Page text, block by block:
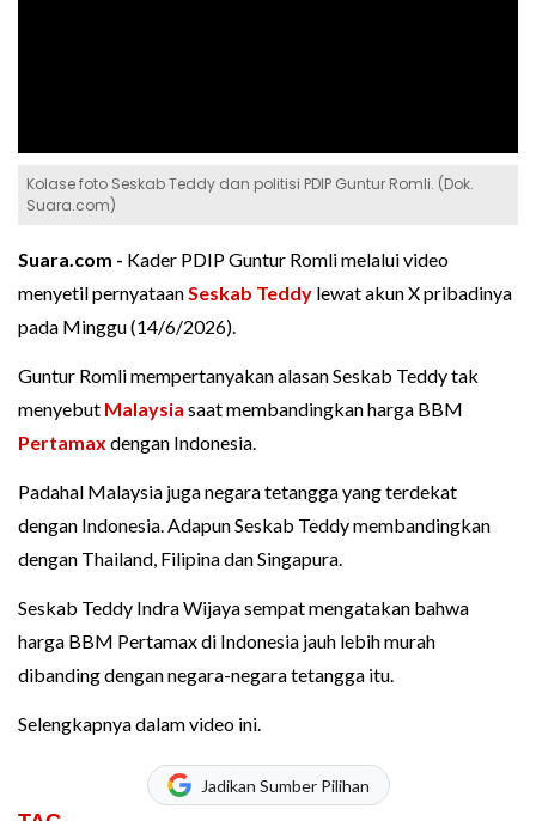
Kolase foto Seskab Teddy dan politisi PDIP Guntur Romli. (Dok.
Suara.com)
Suara.com - Kader PDIP Guntur Romli melalui video
menyetil pernyataanSeskab Teddy lewat akun X pribadinya
pada Minggu (14/6/2026).
Guntur Romli mempertanyakan alasan Seskab Teddy tak
menyebut Malaysia saat membandingkan harga BBM
Pertamax dengan Indonesia.
Padahal Malaysia juga negara tetangga yang terdekat
dengan Indonesia. Adapun Seskab Teddy membandingkan
dengan Thailand, Filipina dan Singapura.
Seskab Teddy Indra Wijaya sempat mengatakan bahwa
harga BBM Pertamax di Indonesia jauh lebih murah
dibanding dengan negara-negara tetangga itu.
Selengkapnya dalam video ini.
Jadikan Sumber Pilihan